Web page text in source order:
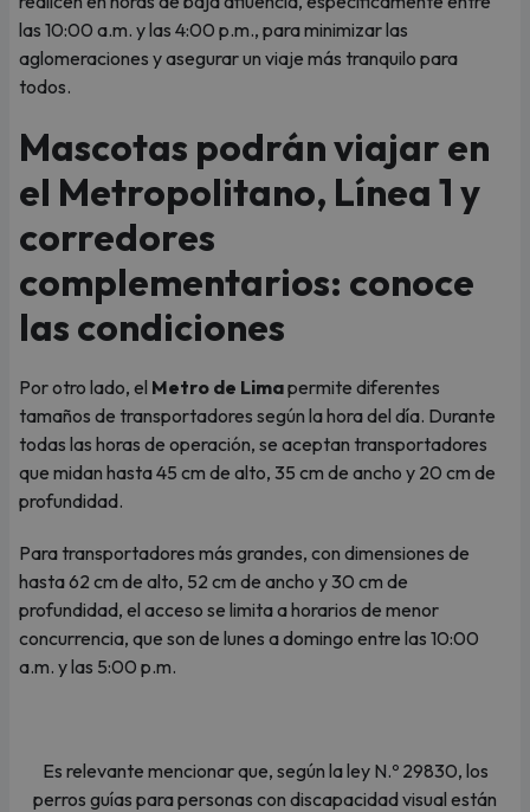
las 10:00 a.m. y las 4:00 p.m., para minimizar las
aglomeraciones y asegurar un viaje más tranquilo para
todos.
Mascotas podrán viajar en
el Metropolitano, Línea 1 y
corredores
complementarios: conoce
las condiciones
Por otro lado, el Metro de Limapermite diferentes
tamaños de transportadores según la hora del día. Durante
todas las horas de operación, se aceptan transportadores
que midan hasta 45 cm de alto, 35 cm de ancho y 20 cm de
profundidad.
Para transportadores más grandes, con dimensiones de
hasta 62 cm de alto, 52 cm de ancho y 30 cm de
profundidad, el acceso se limita a horarios de menor
concurrencia, que son de lunes a domingo entre las 10:00
a.m. y las 5:00 p.m.
Es relevante mencionar que, según la ley N.º 29830, los
perros guías para personas con discapacidad visual están